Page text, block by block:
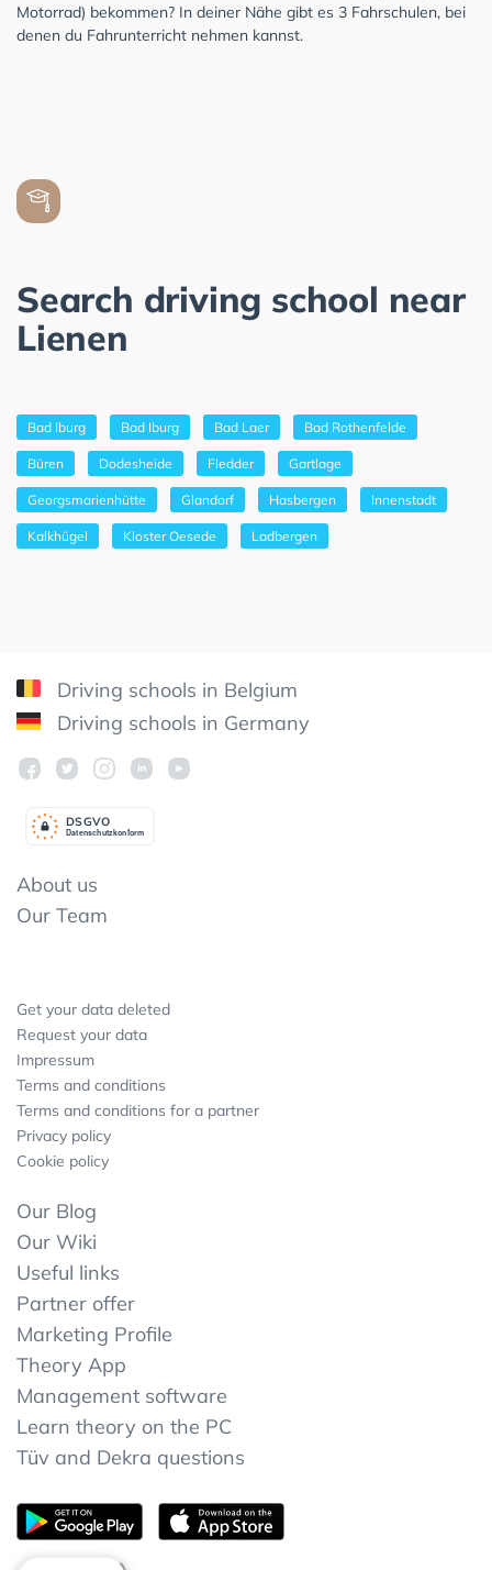
Motorrad) bekommen? In deiner Nähe gibt es 3 Fahrschulen, bei
denen du Fahrunterricht nehmen kannst.
Search driving school near
Lienen
Bad Iburg Bad Iburg Bad Laer Bad Rothenfelde
Büren Dodesheide Fledder Gartlage
Georgsmarienhütte Glandorf Hasbergen Innenstadt
Kalkhügel Kloster Oesede Ladbergen
Driving schools in Belgium
Driving schools in Germany
Datenschutzkonform
DSGVO
About us
Our Team
Get your data deleted
Request your data
Impressum
Terms and conditions
Terms and conditions for a partner
Privacy policy
Cookie policy
Our Blog
Our Wiki
Useful links
Partner offer
Marketing Profile
Theory App
Management software
Learn theory on the PC
Tüv and Dekra questions